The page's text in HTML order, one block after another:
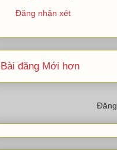
Đăng nhận xét
Bài đăng Mới hơn